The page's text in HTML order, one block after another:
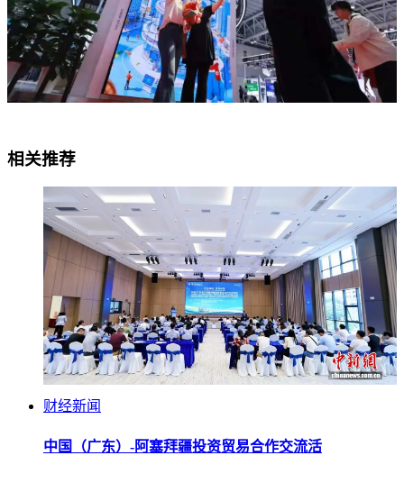
相关推荐
财经新闻
中国（广东）-阿塞拜疆投资贸易合作交流活